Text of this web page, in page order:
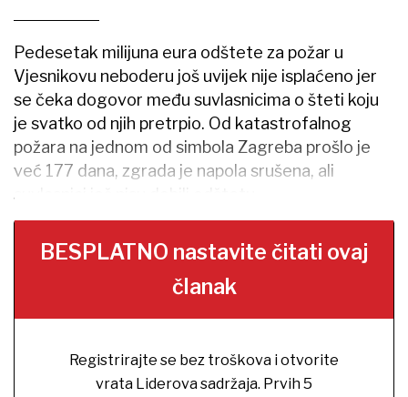
Pedesetak milijuna eura odštete za požar u
Vjesnikovu neboderu još uvijek nije isplaćeno jer
se čeka dogovor među suvlasnicima o šteti koju
je svatko od njih pretrpio. Od katastrofalnog
požara na jednom od simbola Zagreba prošlo je
već 177 dana, zgrada je napola srušena, ali
suvlasnici još nisu dobili odštetu.
BESPLATNO nastavite čitati ovaj
članak
Registrirajte se bez troškova i otvorite
vrata Liderova sadržaja. Prvih 5